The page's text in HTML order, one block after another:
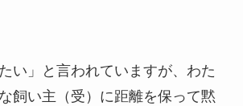
い」と言われていますが、わた
飼い主（受）に距離を保って黙